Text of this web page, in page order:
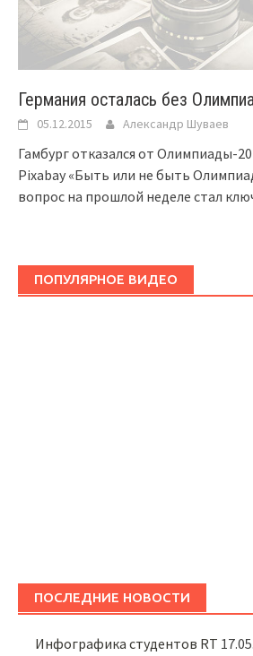
Германия осталась без
05.12.2015 Александр Шуваев
Гамбург отказался от Олимпиады-
Pixabay «Быть или не быть
вопрос на прошлой неделе стал
ПОПУЛЯРНОЕ ВИДЕО
ПОСЛЕДНИЕ НОВОСТИ
Инфографика студентов RT